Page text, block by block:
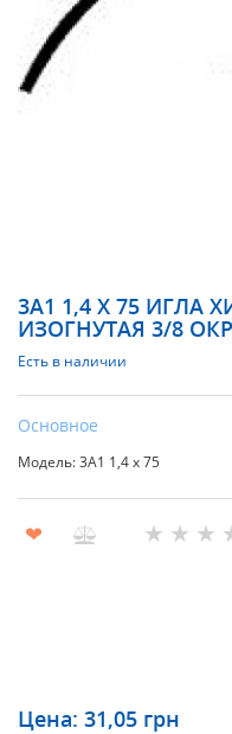
3А1 1,4 Х 75 ИГЛА
ИЗОГНУТАЯ 3/8
Есть в наличии
Основное
Модель: 3А1 1,4 х 75
❤ ★ ★ ★
Цена: 31,05 грн